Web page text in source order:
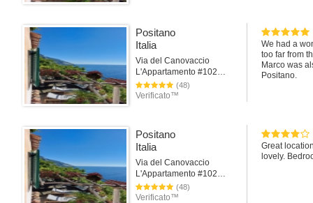
Positano
Italia
Via del Canovaccio
L'Appartamento #102Positano
(48)
Verificato™
We had a
too far from
Marco was
Positano.
Positano
Italia
Via del Canovaccio
L'Appartamento #102Positano
(48)
Verificato™
Great
lovely.